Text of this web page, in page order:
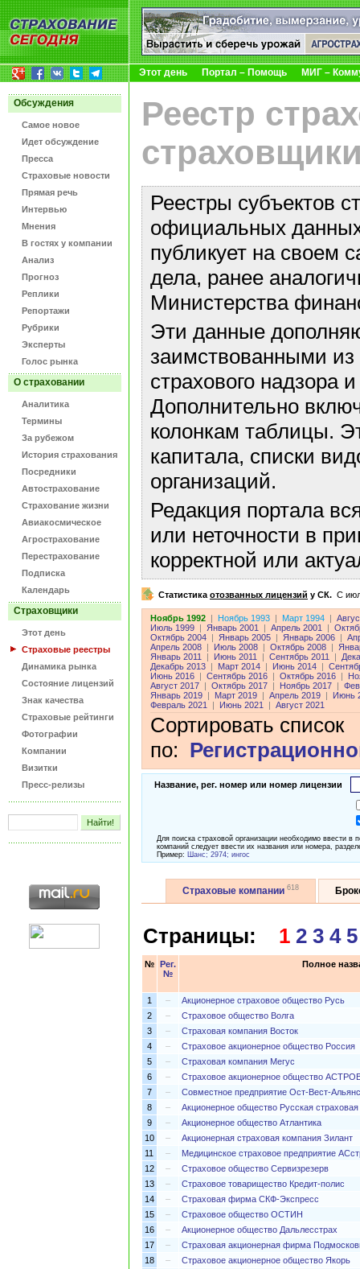
Этот день Портал – Помощь МИГ –
Обсуждения
Самое новое
Идет обсуждение
Пресса
Страховые новости
Прямая речь
Интервью
Мнения
В гостях у компании
Анализ
Прогноз
Реплики
Репортажи
Рубрики
Эксперты
Голос рынка
О страховании
Аналитика
Термины
За рубежом
История страхования
Посредники
Автострахование
Страхование жизни
Авиакосмическое
Агрострахование
Перестрахование
Подписка
Календарь
Страховщики
Этот день
Страховые реестры
Динамика рынка
Состояние лицензий
Знак качества
Страховые рейтинги
Фотографии
Компании
Визитки
Пресс-релизы
Реестр
Реестры субъектов
официальных данных
публикует на своем
дела, ранее
Министерства
Эти данные
заимствованными
страхового надзора
Дополнительно
колонкам таблицы.
капитала, списки
организаций.
Редакция портала
или неточности в
корректной или
Статистика отозванных лицензий у СК. C
Ноябрь 1992 Ноябрь 1993 Март 1994
Июль 1999
Январь 2001 Апрель 2001
Октябрь 2004
Январь 2005 Январь 2006
Апрель 2008
Июль 2008 Октябрь 2008
Январь 2011
Июнь 2011 Сентябрь 2011
Декабрь 2013
Март 2014 Июнь 2014
Июнь 2016
Сентябрь 2016 Октябрь 2016
Август 2017
Октябрь 2017 Ноябрь 2017
Январь 2019
Март 2019 Апрель 2019
Июнь
Февраль 2021
Июнь 2021 Август 2021
Сортировать список
по:
Название, рег. номер или номер лицензии
Для поиска страховой организации необходимо ввести
компаний следует ввести их названия или номера,
Пример: Шанс; 2974; ингос
Страховые компании 618
Страницы: 1 2 3 4 5
№
Рег.
№
Полное
1 –
Акционерное страховое общество Русь
2
–
Страховое общество Волга
3
–
Страховая компания Восток
4
–
Страховое акционерное общество Россия
5
–
Страховая компания Мегус
6
–
Страховое акционерное общество
7
–
Совместное предприятие Ост-Вест-Альянс
8
–
Акционерное общество Русская
9
–
Акционерное общество Атлантика
10
–
Акционерная страховая компания Зилант
11
–
Медицинское страховое предприятие
12
–
Страховое общество Сервизрезерв
13
–
Страховое товарищество Кредит-полис
14
–
Страховая фирма СКФ-Экспресс
15
–
Страховое общество ОСТИН
16
–
Акционерное общество Дальлесстрах
17
–
Страховая акционерная фирма
18
–
Страховое акционерное общество Якорь